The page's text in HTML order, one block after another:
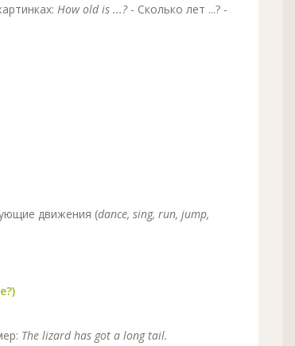
How old is ...?- Сколько лет ...? -
движения (dance, sing, run, jump,
The lizard has got a long tail.